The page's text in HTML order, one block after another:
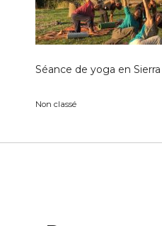
Séance de yoga en Sierra
Non classé